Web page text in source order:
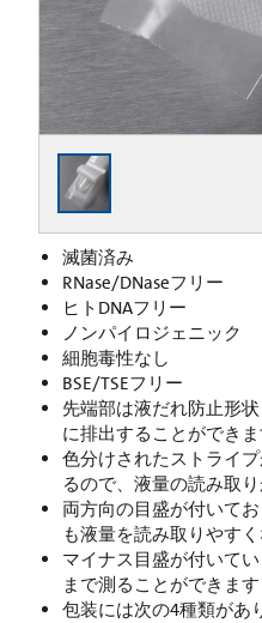
滅菌済み
RNase/DNaseフリー
ヒトDNAフリー
ノンパイロジェニック
細胞毒性なし
BSE/TSEフリー
先端部は液だれ防止形
に排出することができ
色分けされたストライ
るので、液量の読み取
両方向の目盛が付いて
も液量を読み取りやす
マイナス目盛が付いて
まで測ることができます
包装には次の4種類があ